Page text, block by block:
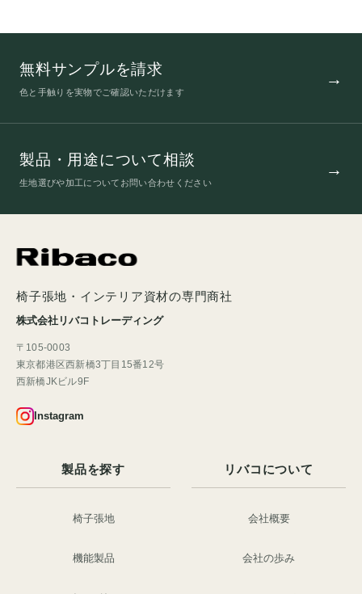
無料サンプルを請求
色と手触りを実物でご確認いただけます
製品・用途について相談
生地選びや加工についてお問い合わせください
椅子張地・インテリア資材の専門商社
株式会社リバコトレーディング
〒105-0003
東京都港区西新橋3丁目15番12号
西新橋JKビル9F
Instagram
製品を探す
椅子張地
機能製品
リバコについて
会社概要
会社の歩み